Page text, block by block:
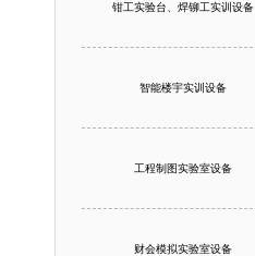
钳工实验台、焊铆工实训设备
智能楼宇实训设备
工程制图实验室设备
财会模拟实验室设备